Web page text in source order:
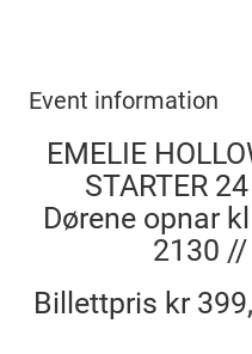
Event information
EMELIE
STARTER
Dørene opnar
2130
Billettpris kr